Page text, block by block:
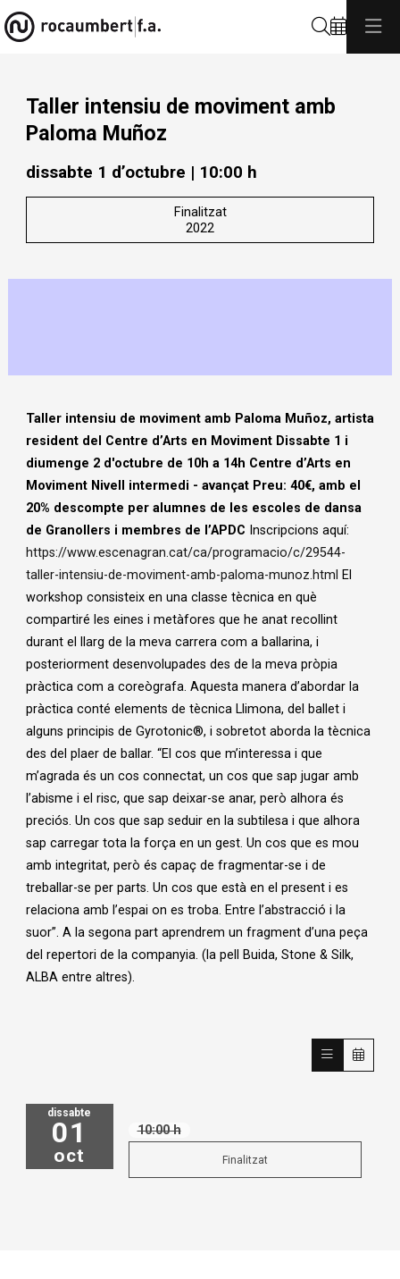
Taller intensiu de moviment amb
Paloma Muñoz
dissabte 1 d’octubre | 10:00 h
Finalitzat
2022
Taller intensiu de moviment amb Paloma Muñoz, artista
resident del Centre d’Arts en Moviment Dissabte 1 i
diumenge 2 d'octubre de 10h a 14h Centre d’Arts en
Moviment Nivell intermedi - avançat Preu: 40€, amb el
20% descompte per alumnes de les escoles de dansa
de Granollers i membres de l’APDC Inscripcions aquí:
https://www.escenagran.cat/ca/programacio/c/29544-
taller-intensiu-de-moviment-amb-paloma-munoz.html El
workshop consisteix en una classe tècnica en què
compartiré les eines i metàfores que he anat recollint
durant el llarg de la meva carrera com a ballarina, i
posteriorment desenvolupades des de la meva pròpia
pràctica com a coreògrafa. Aquesta manera d’abordar la
pràctica conté elements de tècnica Llimona, del ballet i
alguns principis de Gyrotonic®, i sobretot aborda la tècnica
des del plaer de ballar. “El cos que m’interessa i que
m’agrada és un cos connectat, un cos que sap jugar amb
l’abisme i el risc, que sap deixar-se anar, però alhora és
preciós. Un cos que sap seduir en la subtilesa i que alhora
sap carregar tota la força en un gest. Un cos que es mou
amb integritat, però és capaç de fragmentar-se i de
treballar-se per parts. Un cos que està en el present i es
relaciona amb l’espai on es troba. Entre l’abstracció i la
suor”. A la segona part aprendrem un fragment d’una peça
del repertori de la companyia. (la pell Buida, Stone & Silk,
ALBA entre altres).
dissabte
01
oct
10:00 h
Finalitzat